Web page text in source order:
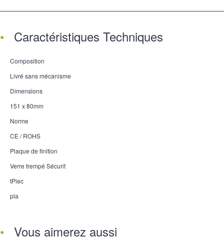
Caractéristiques Techniques
Composition
Livré sans mécanisme
Dimensions
151 x 80mm
Norme
CE / ROHS
Plaque de finition
Verre trempé Sécurit
tPiec
pla
Vous aimerez aussi